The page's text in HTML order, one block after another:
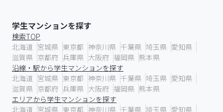
学生マンションを探す
検索TOP
北海道 宮城県 東京都 神奈川県 千葉県 埼玉県 愛知県
滋賀県 京都府 兵庫県 大阪府 福岡県 熊本県
沿線・駅から学生マンションを探す
北海道 宮城県 東京都 神奈川県 千葉県 埼玉県 愛知県
滋賀県 京都府 兵庫県 大阪府 福岡県 熊本県
エリアから学生マンションを探す
北海道 宮城県 東京都 神奈川県 千葉県 埼玉県 愛知県